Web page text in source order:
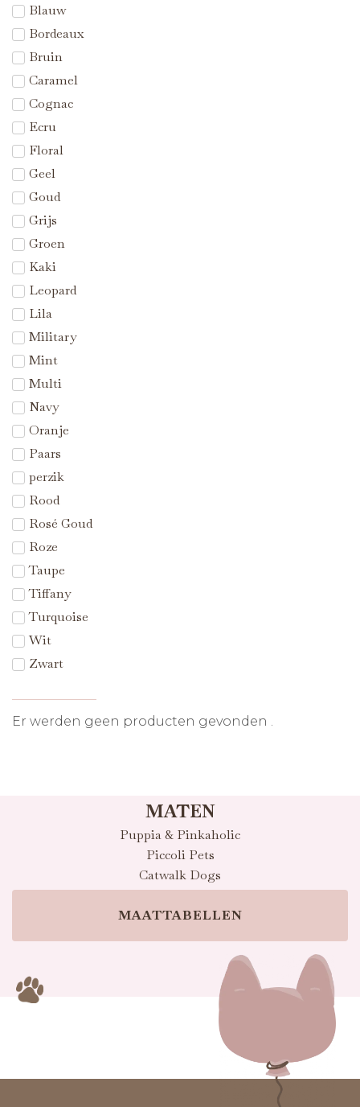
Blauw
Bordeaux
Bruin
Caramel
Cognac
Ecru
Floral
Geel
Goud
Grijs
Groen
Kaki
Leopard
Lila
Military
Mint
Multi
Navy
Oranje
Paars
perzik
Rood
Rosé Goud
Roze
Taupe
Tiffany
Turquoise
Wit
Zwart
Er werden geen producten gevonden .
MATEN
Puppia & Pinkaholic
Piccoli Pets
Catwalk Dogs
MAATTABELLEN